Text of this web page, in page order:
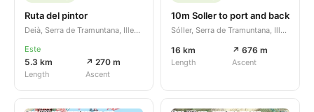
Ruta del pintor
Deià, Serra de Tramuntana, Illes Balears, ES
Este
5.3 km
Length
↗ 270 m
Ascent
10m Soller to port and back
Sóller, Serra de Tramuntana, Illes Balears, ES
16 km
Length
↗ 676 m
Ascent